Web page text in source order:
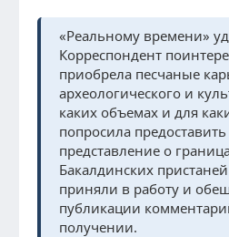
«Реальному времени»
Корреспондент
приобрела песчаные
археологического и
каких объемах и для
попросила
представление о
Бакалдинских
приняли в работу и
публикации
получении.